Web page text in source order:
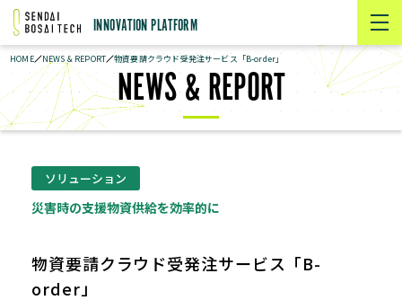
INNOVATION PLATFORM
HOME NEWS & REPORT 物資要請クラウド受発注サービス「B-order」
NEWS & REPORT
ソリューション
災害時の支援物資供給を効率的に
物資要請クラウド受発注サービス「B-